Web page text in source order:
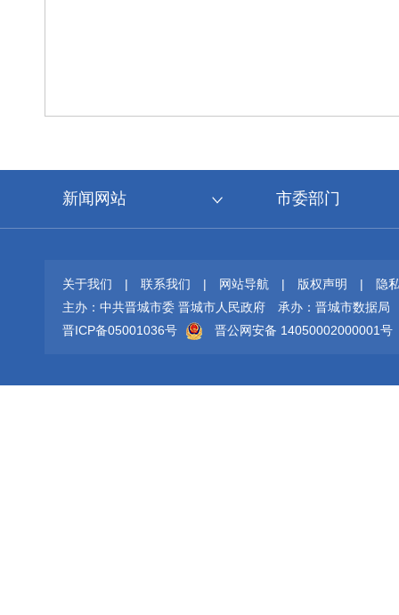
新闻网站 市委部门
关于我们 | 联系我们 | 网站导航 | 版权声明 |
隐
主办：中共晋城市委 晋城市人民政府
承办：晋城市数据局
晋ICP备05001036号
晋公网安备 14050002000001号